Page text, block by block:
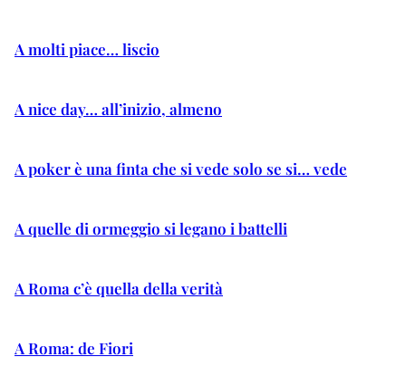
A molti piace… liscio
A nice day… all’inizio, almeno
A poker è una finta che si vede solo se si… vede
A quelle di ormeggio si legano i battelli
A Roma c’è quella della verità
A Roma: de Fiori